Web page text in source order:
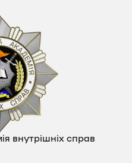
внутрішніх справ